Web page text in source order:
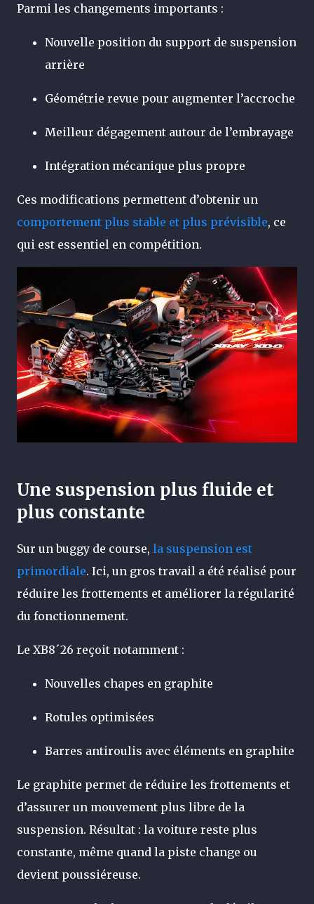
Parmi les changements importants :
Nouvelle position du support de suspension
arrière
Géométrie revue pour augmenter l’accroche
Meilleur dégagement autour de l’embrayage
Intégration mécanique plus propre
Ces modifications permettent d’obtenir un
comportement plus stable et plus prévisible, ce
qui est essentiel en compétition.
Une suspension plus fluide et
plus constante
Sur un buggy de course, la suspension est
primordiale. Ici, un gros travail a été réalisé pour
réduire les frottements et améliorer la régularité
du fonctionnement.
Le XB8´26 reçoit notamment :
Nouvelles chapes en graphite
Rotules optimisées
Barres antiroulis avec éléments en graphite
Le graphite permet de réduire les frottements et
d’assurer un mouvement plus libre de la
suspension. Résultat : la voiture reste plus
constante, même quand la piste change ou
devient poussiéreuse.